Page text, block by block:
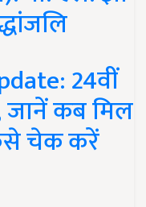
24वीं
जानें कब मिल
चेक करें